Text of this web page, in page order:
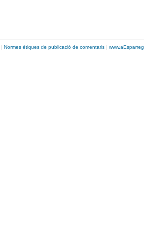
| Normes ètiques de publicació de comentaris | www.